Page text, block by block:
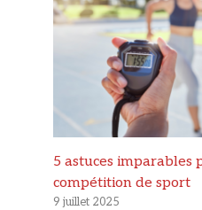
5 astuces
compétition de sport
9 juillet 2025